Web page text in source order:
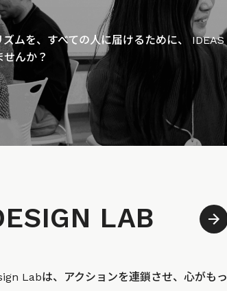
ムを、すべての人に届けるために、 IDEAS
せんか？
LAB
Labは、アクションを連鎖させ、心がもっ